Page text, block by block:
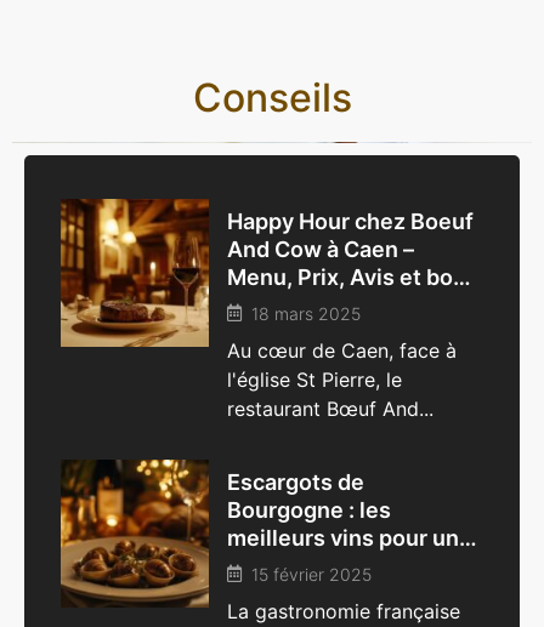
Conseils
Happy Hour chez Boeuf
And Cow à Caen –
Menu, Prix, Avis et bons
plans par Mister J
18 mars 2025
Au cœur de Caen, face à
l'église St Pierre, le
restaurant Bœuf And...
Escargots de
Bourgogne : les
meilleurs vins pour une
dégustation parfaite
15 février 2025
La gastronomie française